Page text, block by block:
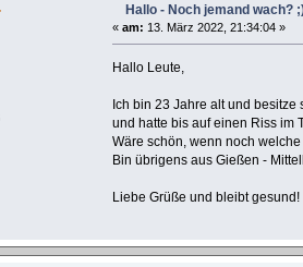
Hallo - Noch jemand wach?
« am: 13. März 2022, 21:34:04 »
Hallo Leute,
Ich bin 23 Jahre alt und
und hatte bis auf einen Riss im
Wäre schön, wenn noch
Bin übrigens aus Gießen -
Liebe Grüße und bleibt gesund!